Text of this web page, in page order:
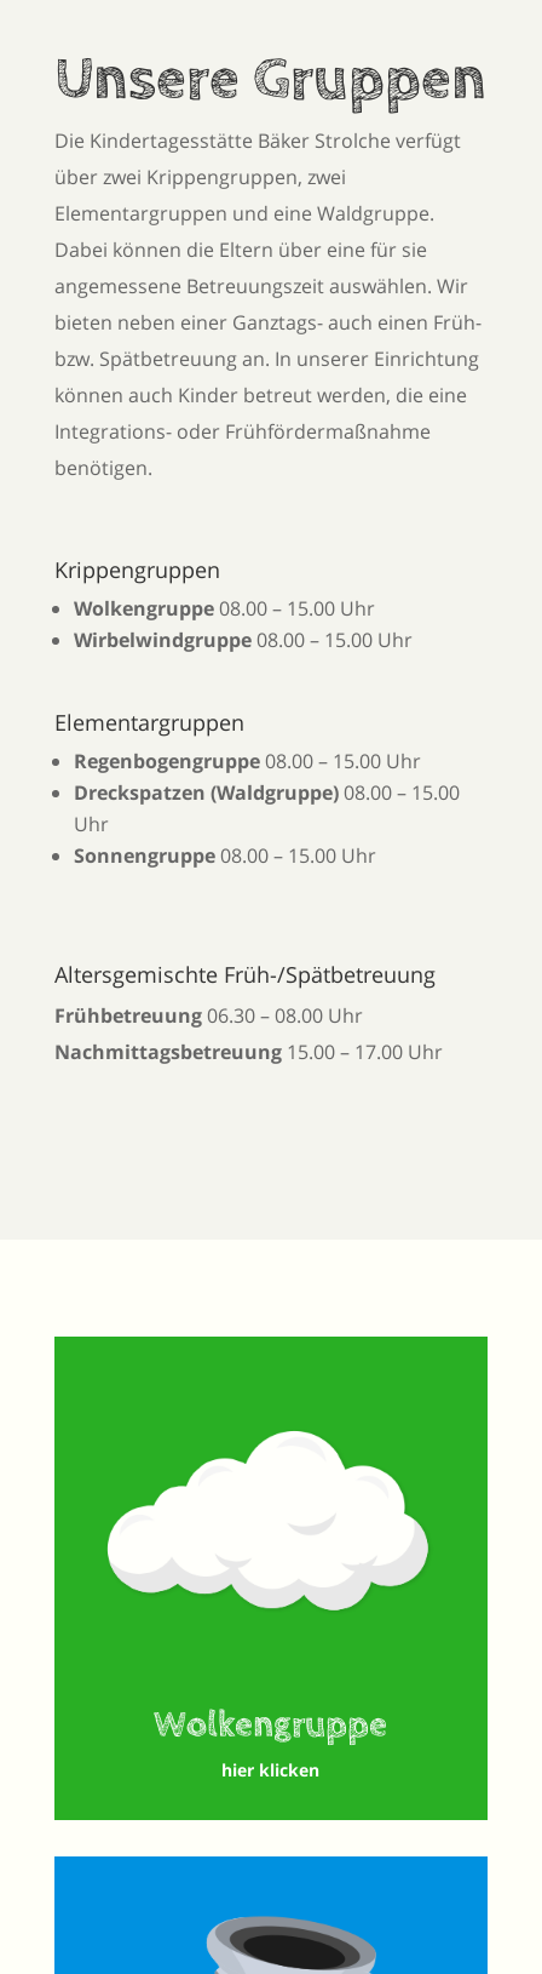
Unsere Gruppen
Die Kindertagesstätte Bäker Strolche verfügt
über zwei Krippengruppen, zwei
Elementargruppen und eine Waldgruppe.
Dabei können die Eltern über eine für sie
angemessene Betreuungszeit auswählen. Wir
bieten neben einer Ganztags- auch einen Früh-
bzw. Spätbetreuung an. In unserer Einrichtung
können auch Kinder betreut werden, die eine
Integrations- oder Frühfördermaßnahme
benötigen.
Krippengruppen
Wolkengruppe08.00 – 15.00 Uhr
Wirbelwindgruppe08.00 – 15.00 Uhr
Elementargruppen
Regenbogengruppe08.00 – 15.00 Uhr
Dreckspatzen (Waldgruppe)08.00 – 15.00
Uhr
Sonnengruppe08.00 – 15.00 Uhr
Altersgemischte Früh-/Spätbetreuung
Früh­betreuung06.30 – 08.00 Uhr
Nachmittags­betreuung15.00 – 17.00 Uhr
Wolkengruppe
hier klicken